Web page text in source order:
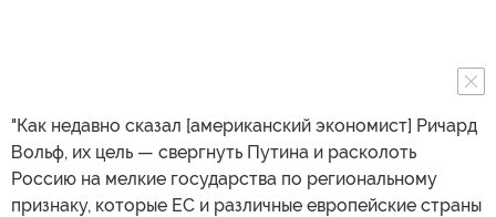
"Как недавно сказал [американский экономист] Ричард
Вольф, их цель — свергнуть Путина и расколоть
Россию на мелкие государства по региональному
признаку, которые ЕС и различные европейские страны